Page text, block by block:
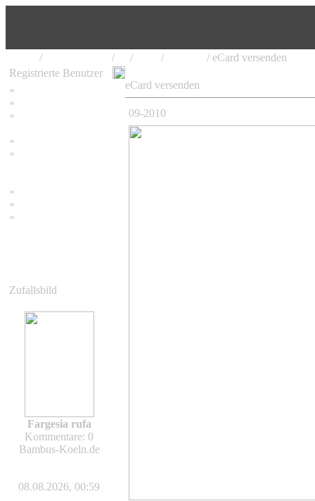
/ / / /
/ eCard versenden
Registrierte Benutzer
»
»
»
»
»
»
»
»
Zufallsbild
Fargesia rufa
Kommentare: 0
Bambus-Koeln.de
08.08.2026, 00:59
eCard versenden
09-2010